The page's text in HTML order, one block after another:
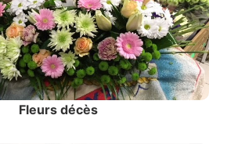
Fleurs décès